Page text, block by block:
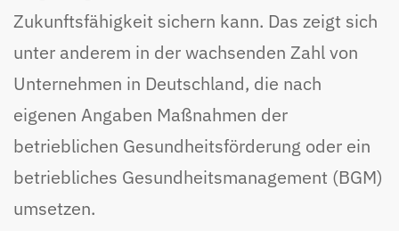
Zukunftsfähigkeit sichern kann. Das zeigt sich
unter anderem in der wachsenden Zahl von
Unternehmen in Deutschland, die nach
eigenen Angaben Maßnahmen der
betrieblichen Gesundheitsförderung oder ein
betriebliches Gesundheitsmanagement (BGM)
umsetzen.